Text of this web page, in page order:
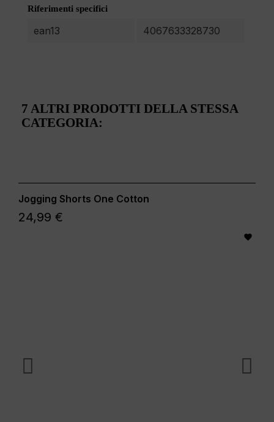
Riferimenti specifici
ean13 4067633328730
7 ALTRI PRODOTTI DELLA STESSA
CATEGORIA:
Jogging Shorts One Cotton
24,99 €
